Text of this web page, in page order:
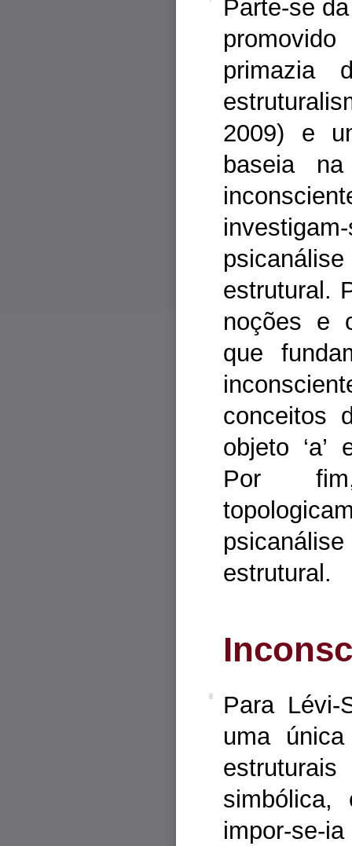
Parte-se
primazia
2009) e
baseia
estrutural.
noções e
que
conceitos
objeto
Por
estrutural.
8
Para Lévi-
uma
simbólica,
impor-se-